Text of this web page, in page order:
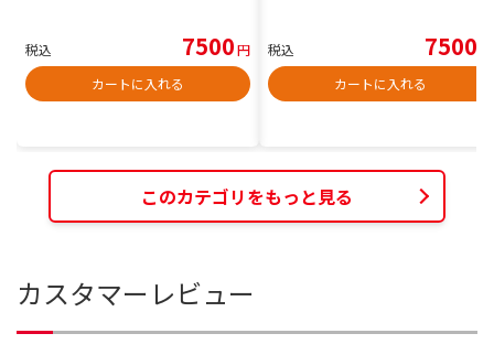
税込 7500円
カートに入れる
税込 7500
カートに入れる
このカテゴリをもっと見る
カスタマーレビュー